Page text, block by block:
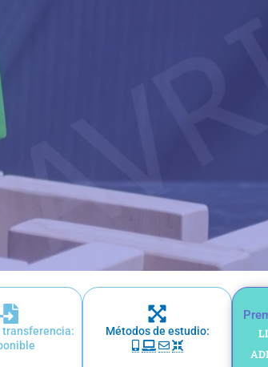
transferencia:
Métodos de estudio: